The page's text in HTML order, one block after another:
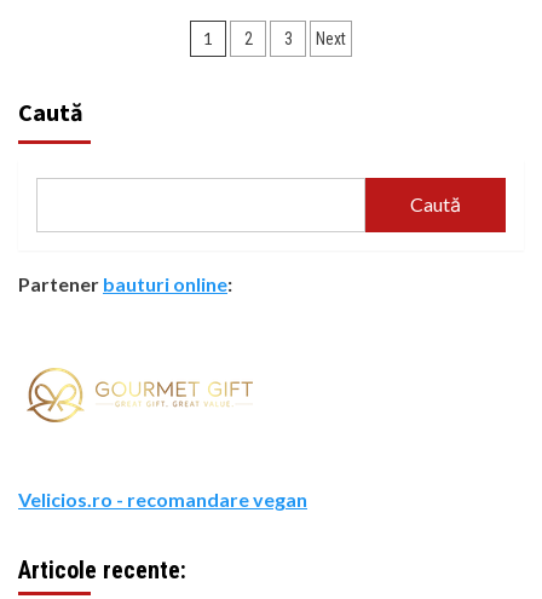
Paginație
1 2 3 Next
Caută
Caută
Partener bauturi online:
Velicios.ro - recomandare vegan
Articole recente: